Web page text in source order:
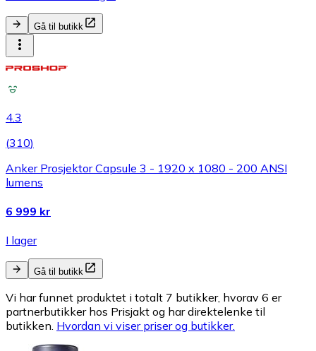
Gå til butikk
4.3
(310)
Anker Prosjektor Capsule 3 - 1920 x 1080 - 200 ANSI
lumens
6 999 kr
I lager
Gå til butikk
Vi har funnet produktet i totalt 7 butikker, hvorav 6 er
partnerbutikker hos Prisjakt og har direktelenke til
butikken. Hvordan vi viser priser og butikker.